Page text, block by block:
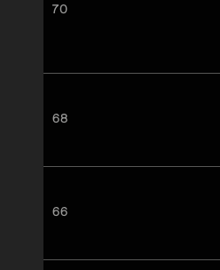
70
68
66